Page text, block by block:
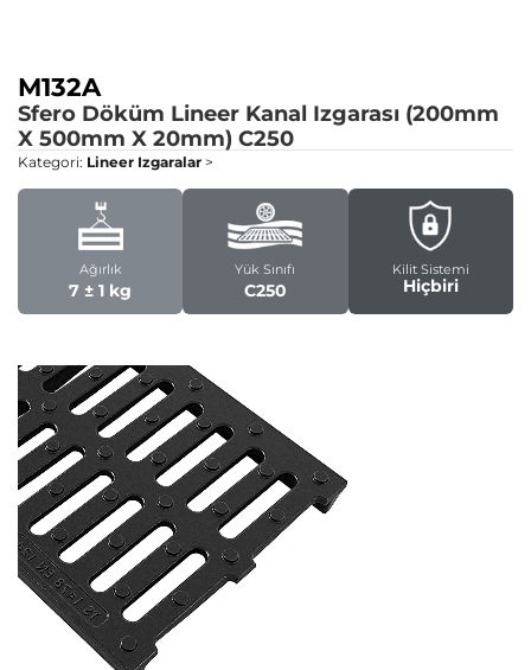
M132A
Sfero Döküm Lineer Kanal Izgarası (200mm
X 500mm X 20mm) C250
Kategori: Lineer Izgaralar >
Ağırlık
7 ± 1 kg
Yük Sınıfı
C250
Kilit Sistemi
Hiçbiri